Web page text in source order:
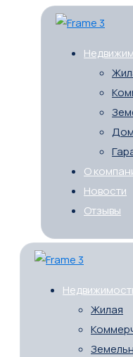
О
Новости
Отзывы
Жилая